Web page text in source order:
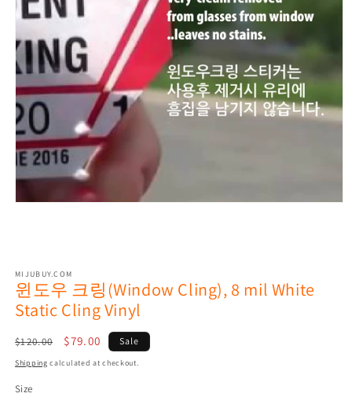
MIJUBUY.COM
윈도우 크링(Window Cling), 8 mil White
Static Cling Vinyl
Regular
price
$120.00
Sale
price
$79.00 Sale
Shipping calculated at checkout.
Size